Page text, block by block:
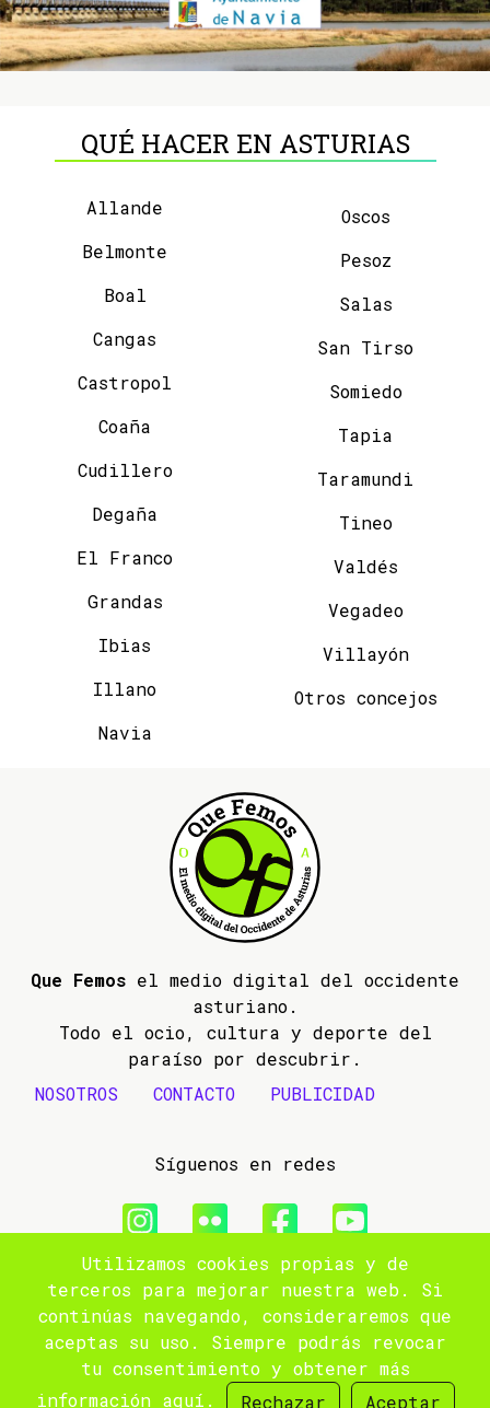
QUÉ HACER EN ASTURIAS
Allande
Belmonte
Boal
Cangas
Castropol
Coaña
Cudillero
Degaña
El Franco
Grandas
Ibias
Illano
Navia
Oscos
Pesoz
Salas
San Tirso
Somiedo
Tapia
Taramundi
Tineo
Valdés
Vegadeo
Villayón
Otros concejos
Que Femos el medio digital del occidente
asturiano.
Todo el ocio, cultura y deporte del
paraíso por descubrir.
NOSOTROS
CONTACTO PUBLICIDAD
Síguenos en redes
© 2009- 2026 Que Femos
Política de privacidad
Utilizamos cookies propias y de
terceros para mejorar nuestra web. Si
continúas navegando, consideraremos que
aceptas su uso. Siempre podrás revocar
tu consentimiento y obtener más
información aquí . Rechazar Aceptar